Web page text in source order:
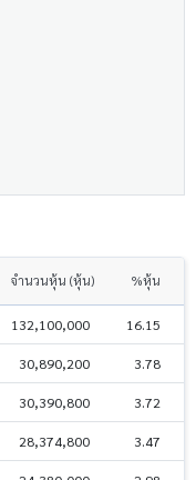
จำนวนหุ้น (หุ้น) %หุ้น
132,100,000 16.15
30,890,200 3.78
30,390,800 3.72
28,374,800 3.47